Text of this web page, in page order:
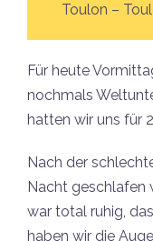
Toulon –
Für heute
nochmals
hatten wir uns für
Nach der
Nacht geschlafen
war total ruhig,
haben wir die